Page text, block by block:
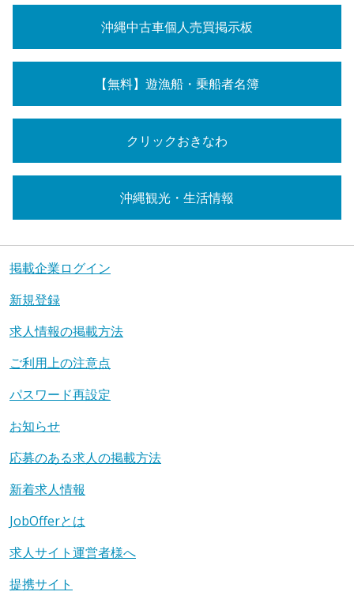
沖縄中古車個人売買掲示板
【無料】遊漁船・乗船者名簿
クリックおきなわ
沖縄観光・生活情報
掲載企業ログイン
新規登録
求人情報の掲載方法
ご利用上の注意点
パスワード再設定
お知らせ
応募のある求人の掲載方法
新着求人情報
JobOfferとは
求人サイト運営者様へ
提携サイト